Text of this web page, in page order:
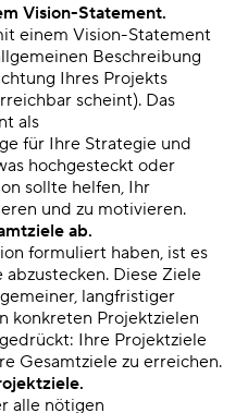
Vision-Statement.
einem Vision-Statement
Beschreibung
Ihres Projekts
scheint). Das
als
für Ihre Strategie und
hochgesteckt oder
sollte helfen, Ihr
und zu motivieren.
ab.
formuliert haben, ist es
Diese Ziele
langfristiger
konkreten Projektzielen
Ihre Projektziele
Gesamtziele zu erreichen.
alle nötigen